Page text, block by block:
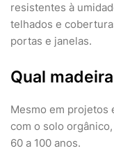
resistentes à
telhados e
portas e janelas.
Qual
Mesmo em projetos
com o solo
60 a 100 anos.